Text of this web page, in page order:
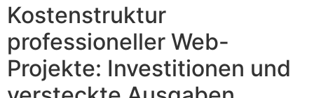
Kostenstruktur
professioneller Web-
Projekte: Investitionen und